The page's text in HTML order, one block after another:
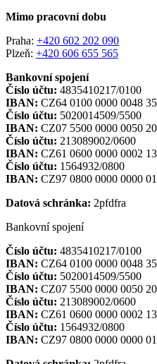
Mimo pracovní dobu
Praha: +420 602 202 090
Plzeň: +420 606 655 565
Bankovní spojení
Číslo účtu: 4835410217/0100
IBAN: CZ64 0100 0000 0048
Číslo účtu: 5020014509/5500
IBAN: CZ07 5500 0000 0050
Číslo účtu: 213089002/0600
IBAN: CZ61 0600 0000 0002
Číslo účtu: 1564932/0800
IBAN: CZ97 0800 0000 0000
Datová schránka: 2pfdfra
Bankovní spojení
Číslo účtu: 4835410217/0100
IBAN: CZ64 0100 0000 0048
Číslo účtu: 5020014509/5500
IBAN: CZ07 5500 0000 0050
Číslo účtu: 213089002/0600
IBAN: CZ61 0600 0000 0002
Číslo účtu: 1564932/0800
IBAN: CZ97 0800 0000 0000